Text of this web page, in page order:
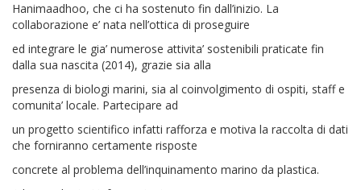
Hanimaadhoo, che ci ha sostenuto fin dall’inizio. La
collaborazione e’ nata nell’ottica di proseguire
ed integrare le gia’ numerose attivita’ sostenibili praticate fin
dalla sua nascita (2014), grazie sia alla
presenza di biologi marini, sia al coinvolgimento di ospiti, staff e
comunita’ locale. Partecipare ad
un progetto scientifico infatti rafforza e motiva la raccolta di dati
che forniranno certamente risposte
concrete al problema dell’inquinamento marino da plastica.